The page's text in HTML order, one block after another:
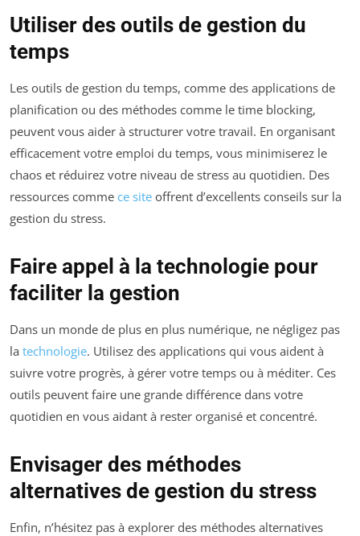
Utiliser des outils de gestion du
temps
Les outils de gestion du temps, comme des applications de
planification ou des méthodes comme le time blocking,
peuvent vous aider à structurer votre travail. En organisant
efficacement votre emploi du temps, vous minimiserez le
chaos et réduirez votre niveau de stress au quotidien. Des
ressources comme ce site offrent d’excellents conseils sur la
gestion du stress.
Faire appel à la technologie pour
faciliter la gestion
Dans un monde de plus en plus numérique, ne négligez pas
la technologie. Utilisez des applications qui vous aident à
suivre votre progrès, à gérer votre temps ou à méditer. Ces
outils peuvent faire une grande différence dans votre
quotidien en vous aidant à rester organisé et concentré.
Envisager des méthodes
alternatives de gestion du stress
Enfin, n’hésitez pas à explorer des méthodes alternatives